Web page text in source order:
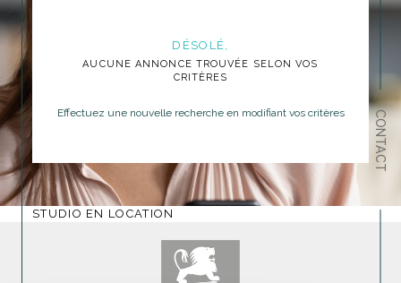
CONTACT
DÉSOLÉ,
AUCUNE ANNONCE TROUVÉE SELON VOS
CRITÈRES
Effectuez une nouvelle recherche en modifiant vos critères
STUDIO EN LOCATION